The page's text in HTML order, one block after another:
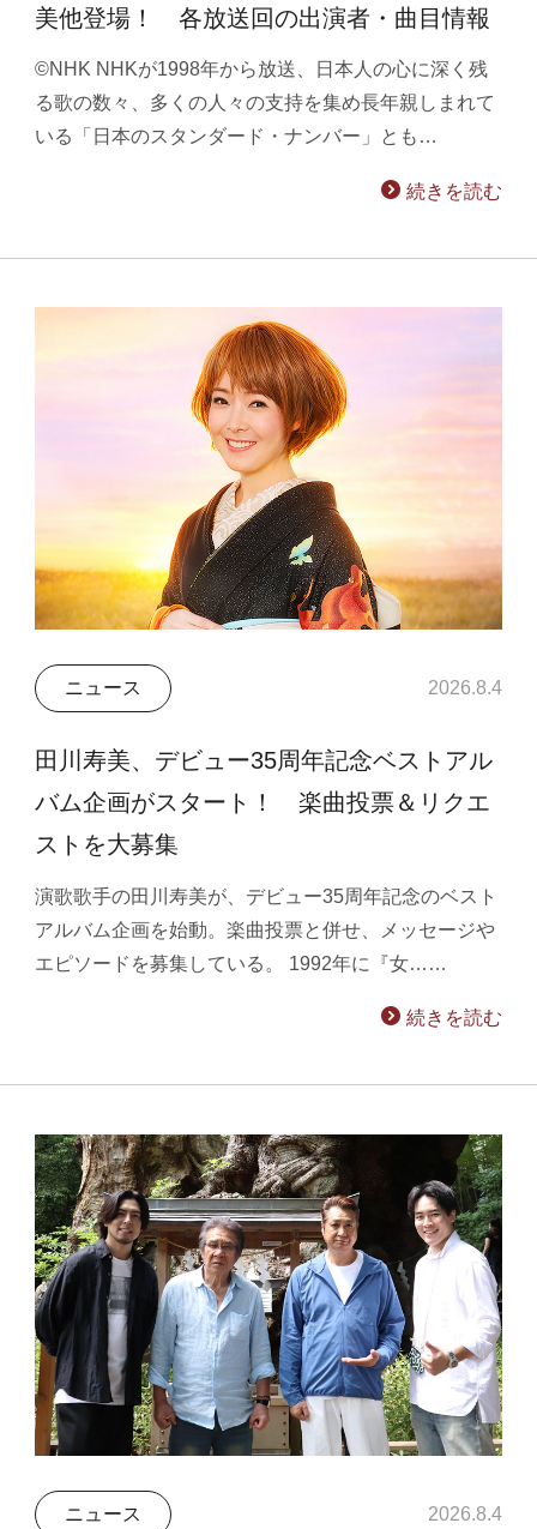
美他登場！ 各放送回の出演者・曲目情報
©NHK NHKが1998年から放送、日本人の心に深く残
る歌の数々、多くの人々の支持を集め長年親しまれて
いる「日本のスタンダード・ナンバー」とも…
続きを読む
ニュース 2026.8.4
田川寿美、デビュー35周年記念ベストアル
バム企画がスタート！ 楽曲投票＆リクエ
ストを大募集
演歌歌手の田川寿美が、デビュー35周年記念のベスト
アルバム企画を始動。楽曲投票と併せ、メッセージや
エピソードを募集している。 1992年に『女……
続きを読む
ニュース 2026.8.4